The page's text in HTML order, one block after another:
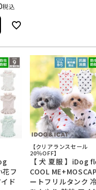
税込
フ
ド
【クリアランスセール
20％OFF】
【 犬 夏服 】iDog
COOL
ートフリルタンク